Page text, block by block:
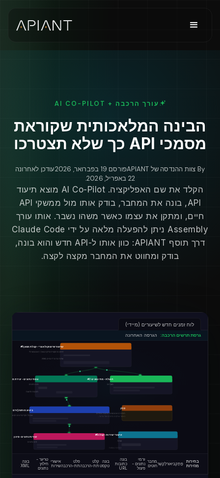
עורך הרכבה + AI CO-PILOT
הבינה המלאכותית שקוראת
מסמכי API כך שלא תצטרכו
By צוות ההנדסה של APIANT פורסם 19 בפברואר, 2026
עודכן לאחרונה
22 באפריל, 2026
.
הקלד את שם האפליקציה. AI Co-Pilot מוצא תיעוד
API, בונה את המחבר, בודק אותו מול ממשקי API
חיים, ומתקן את עצמו כאשר משהו נשבר. אותו עורך
Assembly ניתן להפעלה מלאה על ידי Claude Code
דרך תוסף APIANT: כוון אותו ל-API חדש והוא בונה,
בודק ומחווט את המחבר מקצה לקצה.
לוח זמנים חדש לשיעורים (מיידי)
גרסת תרשים הרכבה: הגרסה האחרונה
שרשור פרוטוקול אונרי - קבלת מטען #1
דורש טרנזקציית בדיקה בעורך האוטומציה?
שדות טריגר דינמיים XML
צמתי נתונים - יצירת מאפיינים #2
זרם נתונים
תכונות חדשות
תועלת - מתי בפנים #3
מצב/ים
ביצוע מותנה [זרם נתונים] #4
אם כל הקריטריונים הבאים מתקיימים
פֶּתֶק
תמיכה באוטומציות מרובות אתרים
כאשר עותקים מרובים של טריגר...
שורות נתונים - סינון
זרם נתונים
אישורי שירות - קבלו #5
שֵׁרוּת
הגדרות נוספות
בחירות
מהירות פֶּתֶקביאורלְקַשֵׁרמחבר
חוטים
זרמי
נתונים -
פיצול
בונה
כתובות
URL
בונה
טקסט
קלט
תת-הרכבה
פלט
תת-הרכבה
אישורי
שירות
טריגר -
חילוץ
נתונים
בונה
XML